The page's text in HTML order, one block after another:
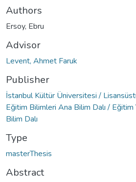
Authors
Ersoy, Ebru
Advisor
Levent, Ahmet Faruk
Publisher
İstanbul Kültür Üniversitesi /
Eğitim Bilimleri Ana Bilim Dalı / Eğitim
Bilim Dalı
Type
masterThesis
Abstract